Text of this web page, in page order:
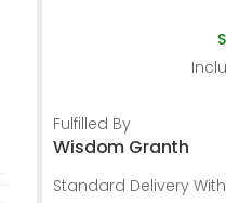
Fulfilled By
Wisdom Granth
Standard Delivery